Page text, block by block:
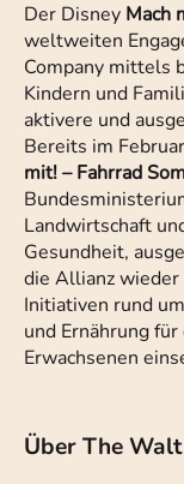
Der Disney Mach
weltweiten
Company mittels
Kindern und
aktivere und
Bereits im
mit! – Fahrrad
Landwirtschaft
Gesundheit,
die Allianz wieder
Initiativen rund
und Ernährung
Erwachsenen
Über The